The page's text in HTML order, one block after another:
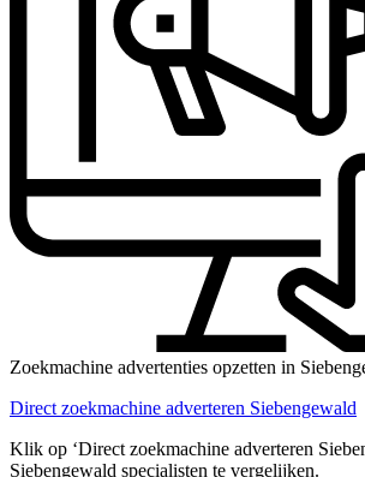
Zoekmachine advertenties opzetten in
Direct zoekmachine adverteren Siebengewald
Klik op ‘Direct zoekmachine adverteren
Siebengewald specialisten te vergelijken.